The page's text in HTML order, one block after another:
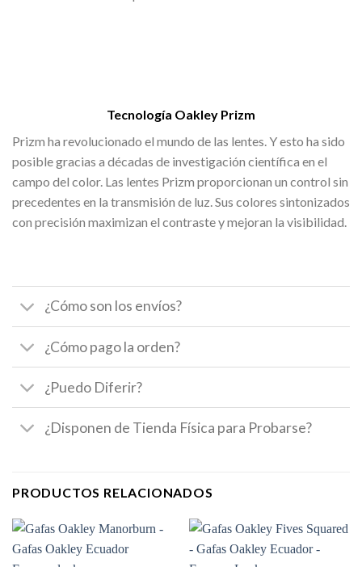
Tecnología Oakley Prizm
Prizm ha revolucionado el mundo de las lentes. Y esto ha sido
posible gracias a décadas de investigación científica en el
campo del color. Las lentes Prizm proporcionan un control sin
precedentes en la transmisión de luz. Sus colores sintonizados
con precisión maximizan el contraste y mejoran la visibilidad.
¿Cómo son los envíos?
¿Cómo pago la orden?
¿Puedo Diferir?
¿Disponen de Tienda Física para Probarse?
PRODUCTOS RELACIONADOS